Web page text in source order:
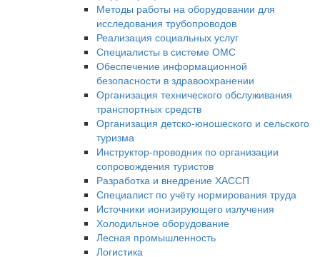
Методы работы на оборудовании для
исследования трубопроводов
Реализация социальных услуг
Специалисты в системе ОМС
Обеспечение информационной
безопасности в здравоохранении
Организация технического обслуживания
транспортных средств
Организация детско-юношеского и сельского
туризма
Инструктор-проводник по организации
сопровождения туристов
Разработка и внедрение ХАССП
Специалист по учёту нормирования труда
Источники ионизирующего излучения
Холодильное оборудование
Лесная промышленность
Логистика